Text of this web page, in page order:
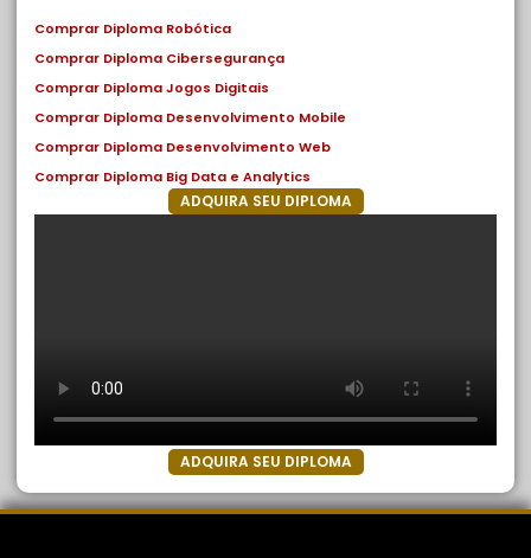
Comprar Diploma Robótica
Comprar Diploma Cibersegurança
Comprar Diploma Jogos Digitais
Comprar Diploma Desenvolvimento Mobile
Comprar Diploma Desenvolvimento Web
Comprar Diploma Big Data e Analytics
ADQUIRA SEU DIPLOMA
ADQUIRA SEU DIPLOMA